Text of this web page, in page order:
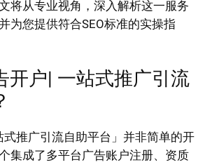
将从专业视角，深入解析这一服务
为您提供符合SEO标准的实操指
开户| 一站式推广引流
式推广引流自助平台」并非简单的开
集成了多平台广告账户注册、资质